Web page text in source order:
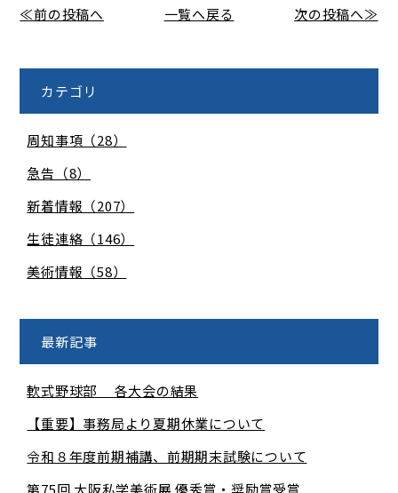
≪前の投稿へ 一覧へ戻る 次の投稿へ≫
カテゴリ
周知事項（28）
急告（8）
新着情報（207）
生徒連絡（146）
美術情報（58）
最新記事
軟式野球部 各大会の結果
【重要】事務局より夏期休業について
令和８年度前期補講、前期期末試験について
第75回 大阪私学美術展 優秀賞・奨励賞受賞